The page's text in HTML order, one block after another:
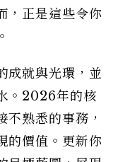
，正是這些令你
成就與光環，並
。2026年的核
熟悉的事務，
的價值。更新你